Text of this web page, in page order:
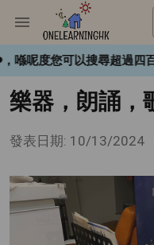
度您可以搜尋超過四百
樂器，朗誦，
發表日期: 10/13/2024